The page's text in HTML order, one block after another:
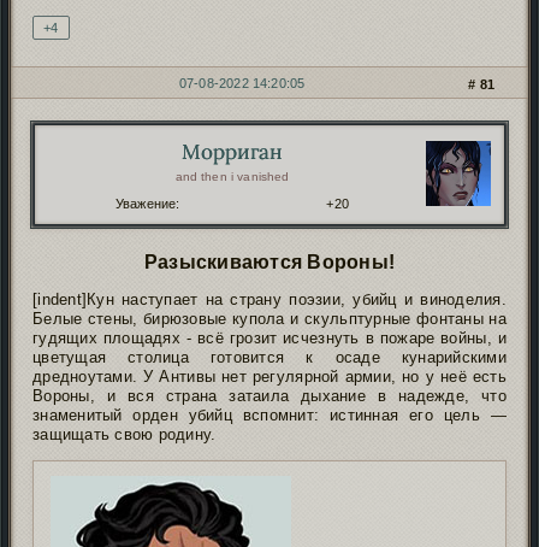
+4
81
07-08-2022 14:20:05
Морриган
and then i vanished
Уважение: +20
Разыскиваются Вороны!
[indent]Кун наступает на страну поэзии, убийц и виноделия.
Белые стены, бирюзовые купола и скульптурные фонтаны на
гудящих площадях - всё грозит исчезнуть в пожаре войны, и
цветущая столица готовится к осаде кунарийскими
дредноутами. У Антивы нет регулярной армии, но у неё есть
Вороны, и вся страна затаила дыхание в надежде, что
знаменитый орден убийц вспомнит: истинная его цель —
защищать свою родину.